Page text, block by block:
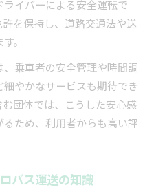
イバーによる安全運転で
を保持し、道路交通法や送
。
乗車者の安全管理や時間調
やかなサービスも期待でき
団体では、こうした安心感
ため、利用者からも高い評
バス運送の知識